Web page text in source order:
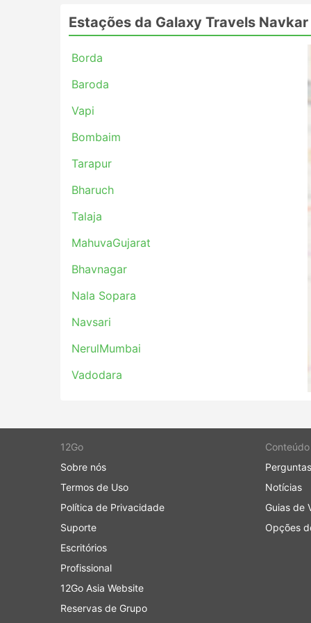
Bombaim
Tarapur
Bharuch
Bhavnagar
Vadodara
Valsad
Ankleshwar
Surat
Rajula
Principais Destinos da Galaxy
Os ônibus da Galaxy Travels Navkar
populares:
Surat - Mumbai
Surat - Vapi
Vadodara - Mumbai
Surat - Valsad
Surat - Bharuch
Preços de Passagens e Classes
às suas exigências de privacidade e
Estações da Galaxy Travels Navkar
Borda
Baroda
Vapi
Bombaim
Tarapur
Bharuch
Talaja
MahuvaGujarat
Bhavnagar
Nala Sopara
Navsari
NerulMumbai
Vadodara
Bhilad
Ankleshwar
Rajula
12Go
Sobre nós
Termos de Uso
Política de Privacidade
Suporte
Escritórios
Profissional
12Go Asia Website
Reservas de Grupo
Conteúdo
Notícias
Guias de
Opções